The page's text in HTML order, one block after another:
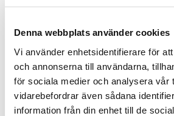
Denna webbplats använder cookies
Vi använder enhetsidentifierare för
och annonserna till användarna,
för sociala medier och analysera vår
vidarebefordrar även sådana
information från din enhet till de
farvning er fremstillet af ugiftigt maling
Udstoppede dyr fra Teddykompaniet
grader (undtagen musik bokse, teddy lys)
Fortælle
Find mere